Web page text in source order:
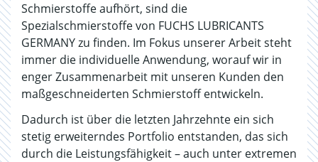
Schmierstoffe aufhört, sind die
Spezialschmierstoffe von FUCHS LUBRICANTS
GERMANY zu finden. Im Fokus unserer Arbeit steht
immer die individuelle Anwendung, worauf wir in
enger Zusammenarbeit mit unseren Kunden den
maßgeschneiderten Schmierstoff entwickeln.
Dadurch ist über die letzten Jahrzehnte ein sich
stetig erweiterndes Portfolio entstanden, das sich
durch die Leistungsfähigkeit – auch unter extremen